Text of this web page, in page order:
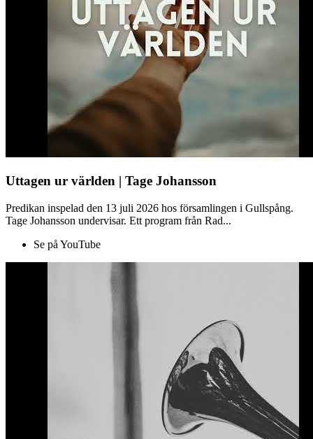
Uttagen ur världen | Tage Johansson
Predikan inspelad den 13 juli 2026 hos församlingen i Gullspång.
Tage Johansson undervisar. Ett program från Rad...
Se på YouTube